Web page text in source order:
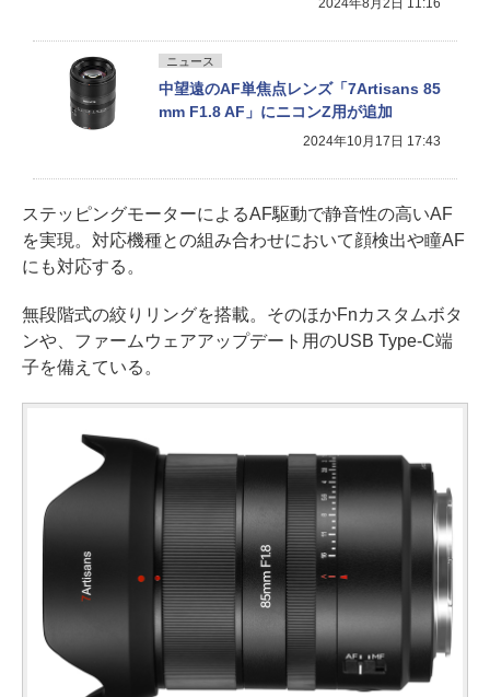
ニュース
中望遠のAF単焦点レンズ「7Artisans 85
mm F1.8 AF」にニコンZ用が追加
2024年10月17日 17:43
ステッピングモーターによるAF駆動で静音性の高いAF
を実現。対応機種との組み合わせにおいて顔検出や瞳AF
にも対応する。
無段階式の絞りリングを搭載。そのほかFnカスタムボタ
ンや、ファームウェアアップデート用のUSB Type-C端
子を備えている。